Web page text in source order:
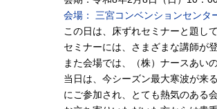
会場： 三宮コンベンションセンタ
この日は、床ずれセミナーと題し
セミナーには、さまざまな講師が
また会場では、（株）ナースあい
当日は、今シーズン最大寒波が来
にご参加され、とても熱気のある